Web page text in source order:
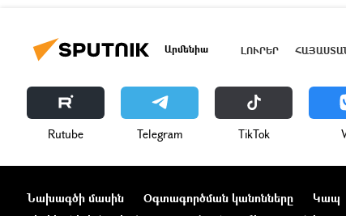
Արմենիա ԼՈՒՐԵՐ
Rutube Telegram ТikТоk
Նախագծի մասին Օգտագործման կանոնները Կապ